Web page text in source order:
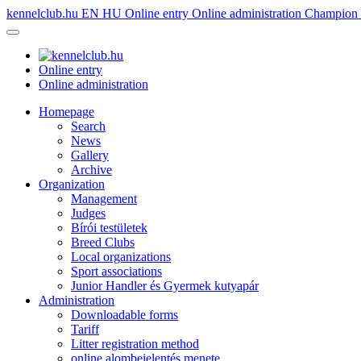
kennelclub.hu EN HU Online entry Online administration Champion
Online entry
Online administration
Homepage
Search
News
Gallery
Archive
Organization
Management
Judges
Bírói testületek
Breed Clubs
Local organizations
Sport associations
Junior Handler és Gyermek kutyapár
Administration
Downloadable forms
Tariff
Litter registration method
online alombejelentés menete